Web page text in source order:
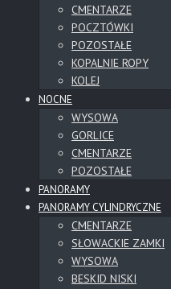
CMENTARZE
POCZTÓWKI
POZOSTAŁE
KOPALNIE ROPY
KOLEJ
NOCNE
WYSOWA
GORLICE
CMENTARZE
POZOSTAŁE
PANORAMY
PANORAMY CYLINDRYCZNE
CMENTARZE
SŁOWACKIE ZAMKI
WYSOWA
BESKID NISKI